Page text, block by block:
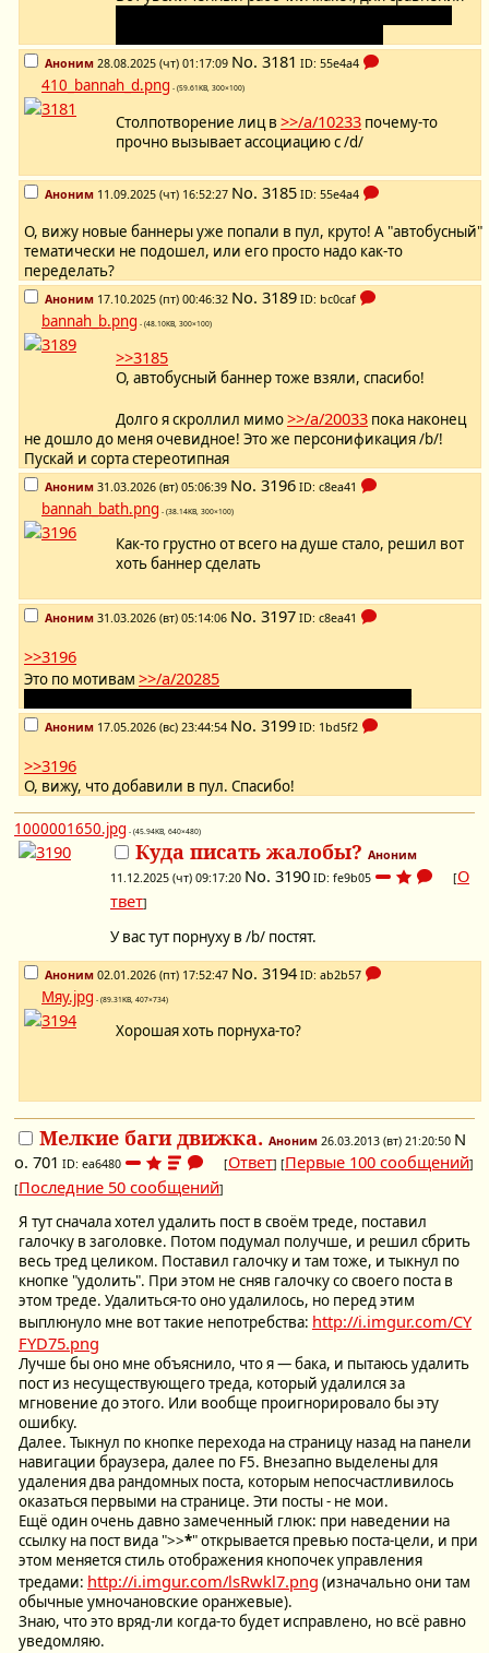
Аноним 28.08.2025 (чт) 01:17:09 No. 3181 ID: 55e4a4
410_bannah_d.png - (59.61KB, 300×100)
Столпотворение лиц в >>/a/10233 почему-то
прочно вызывает ассоциацию с /d/
Аноним 11.09.2025 (чт) 16:52:27 No. 3185 ID: 55e4a4
О, вижу новые баннеры уже попали в пул, круто! А "автобусный"
тематически не подошел, или его просто надо как-то
переделать?
Аноним 17.10.2025 (пт) 00:46:32 No. 3189 ID: bc0caf
bannah_b.png - (48.10KB, 300×100)
>>3185
О, автобусный баннер тоже взяли, спасибо!
Долго я скроллил мимо>>/a/20033 пока наконец
не дошло до меня очевидное! Это же персонификация /b/!
Пускай и сорта стереотипная
Аноним 31.03.2026 (вт) 05:06:39 No. 3196 ID: c8ea41
bannah_bath.png - (38.14KB, 300×100)
Как-то грустно от всего на душе стало, решил вот
хоть баннер сделать
Аноним 31.03.2026 (вт) 05:14:06 No. 3197 ID: c8ea41
>>3196
Это по мотивам >>/a/20285
Аноним 17.05.2026 (вс) 23:44:54 No. 3199 ID: 1bd5f2
>>3196
О, вижу, что добавили в пул. Спасибо!
1000001650.jpg - (45.94KB, 640×480)
Куда писать жалобы? Аноним
11.12.2025 (чт) 09:17:20 No. 3190 ID: fe9b05 [О
твет]
У вас тут порнуху в /b/ постят.
Аноним 02.01.2026 (пт) 17:52:47 No. 3194 ID: ab2b57
Мяу.jpg - (89.31KB, 407×734)
Хорошая хоть порнуха-то?
Мелкие баги движка. Аноним 26.03.2013 (вт) 21:20:50 N
o. 701 ID: ea6480 [Ответ] [Первые 100 сообщений]
[Последние 50 сообщений]
Я тут сначала хотел удалить пост в своём треде, поставил
галочку в заголовке. Потом подумал получше, и решил сбрить
весь тред целиком. Поставил галочку и там тоже, и тыкнул по
кнопке "удолить". При этом не сняв галочку со своего поста в
этом треде. Удалиться-то оно удалилось, но перед этим
выплюнуло мне вот такие непотребства: http://i.imgur.com/CY
FYD75.png
Лучше бы оно мне объяснило, что я — бака, и пытаюсь удалить
пост из несуществующего треда, который удалился за
мгновение до этого. Или вообще проигнорировало бы эту
ошибку.
Далее. Тыкнул по кнопке перехода на страницу назад на панели
навигации браузера, далее по F5. Внезапно выделены для
удаления два рандомных поста, которым непосчастливилось
оказаться первыми на странице. Эти посты - не мои.
Ещё один очень давно замеченный глюк: при наведении на
ссылку на пост вида ">>*" открывается превью поста-цели, и при
этом меняется стиль отображения кнопочек управления
тредами: http://i.imgur.com/lsRwkl7.png (изначально они там
обычные умночановские оранжевые).
Знаю, что это вряд-ли когда-то будет исправлено, но всё равно
уведомляю.